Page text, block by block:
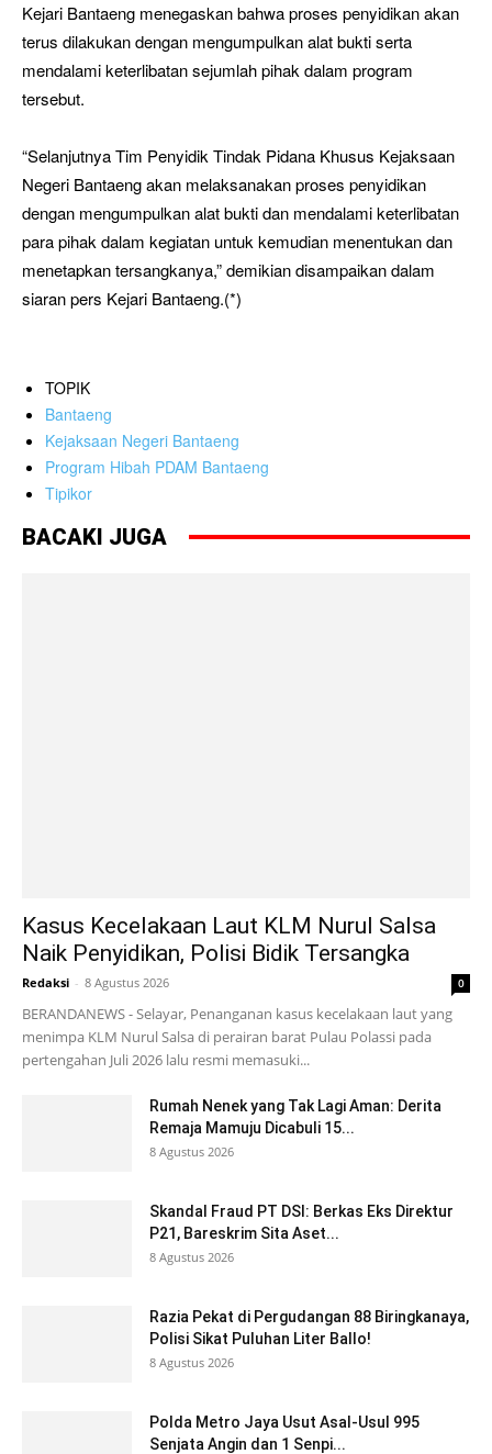
Kejari Bantaeng menegaskan bahwa proses penyidikan akan
terus dilakukan dengan mengumpulkan alat bukti serta
mendalami keterlibatan sejumlah pihak dalam program
tersebut.
“Selanjutnya Tim Penyidik Tindak Pidana Khusus Kejaksaan
Negeri Bantaeng akan melaksanakan proses penyidikan
dengan mengumpulkan alat bukti dan mendalami keterlibatan
para pihak dalam kegiatan untuk kemudian menentukan dan
menetapkan tersangkanya,” demikian disampaikan dalam
siaran pers Kejari Bantaeng.(*)
TOPIK
Bantaeng
Kejaksaan Negeri Bantaeng
Program Hibah PDAM Bantaeng
Tipikor
BACAKI JUGA
Kasus Kecelakaan Laut KLM Nurul Salsa
Naik Penyidikan, Polisi Bidik Tersangka
Redaksi - 8 Agustus 2026 0
BERANDANEWS - Selayar, Penanganan kasus kecelakaan laut yang
menimpa KLM Nurul Salsa di perairan barat Pulau Polassi pada
pertengahan Juli 2026 lalu resmi memasuki...
Rumah Nenek yang Tak Lagi Aman: Derita
Remaja Mamuju Dicabuli 15...
8 Agustus 2026
Skandal Fraud PT DSI: Berkas Eks Direktur
P21, Bareskrim Sita Aset...
8 Agustus 2026
Razia Pekat di Pergudangan 88 Biringkanaya,
Polisi Sikat Puluhan Liter Ballo!
8 Agustus 2026
Polda Metro Jaya Usut Asal-Usul 995
Senjata Angin dan 1 Senpi...